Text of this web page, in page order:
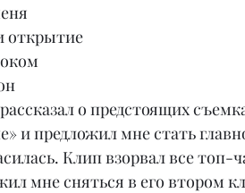
открытие
о предстоящих
и предложил мне стать
Клип взорвал все топ-
мне сняться в его втором